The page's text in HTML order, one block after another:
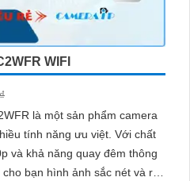
WIFI
là một sản phẩm camera
năng ưu việt. Với chất
và khả năng quay đêm thông
bạn hình ảnh sắc nét và rõ